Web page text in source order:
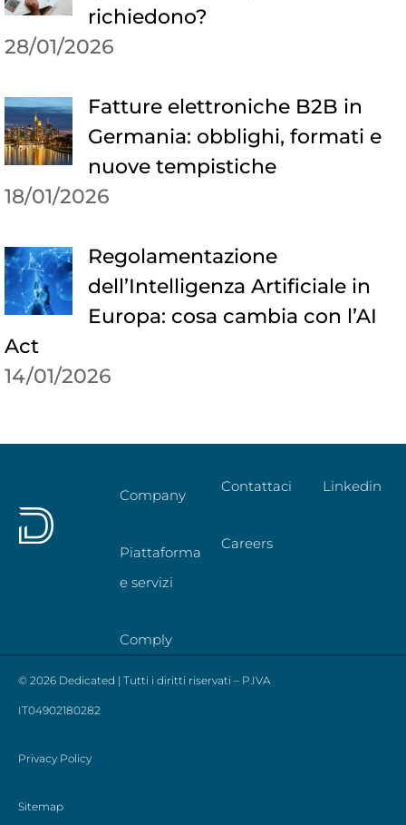
richiedono?
28/01/2026
Fatture elettroniche B2B in
Germania: obblighi, formati e
nuove tempistiche
18/01/2026
Regolamentazione
dell’Intelligenza Artificiale in
Europa: cosa cambia con l’AI
Act
14/01/2026
Company
Piattaforma
e servizi
Comply
Contattaci
Careers
Linkedin
© 2026 Dedicated | Tutti i diritti riservati – P.IVA
IT04902180282
Privacy Policy
Sitemap